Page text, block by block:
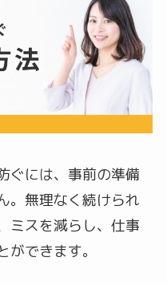
ぐには、事前の準備
。無理なく続けられ
ミスを減らし、仕事
できます。